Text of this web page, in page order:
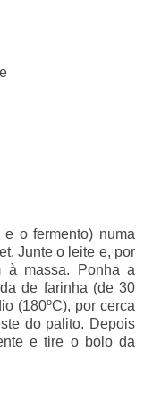
o fermento) numa
Junte o leite e, por
à massa. Ponha a
de farinha (de 30
(180ºC), por cerca
do palito. Depois
e tire o bolo da